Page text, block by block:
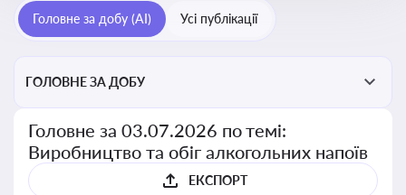
Головне за добу (AI) Усі публікації
ГОЛОВНЕ ЗА ДОБУ
Головне за 03.07.2026 по темі:
Виробництво та обіг алкогольних напоїв
ЕКСПОРТ